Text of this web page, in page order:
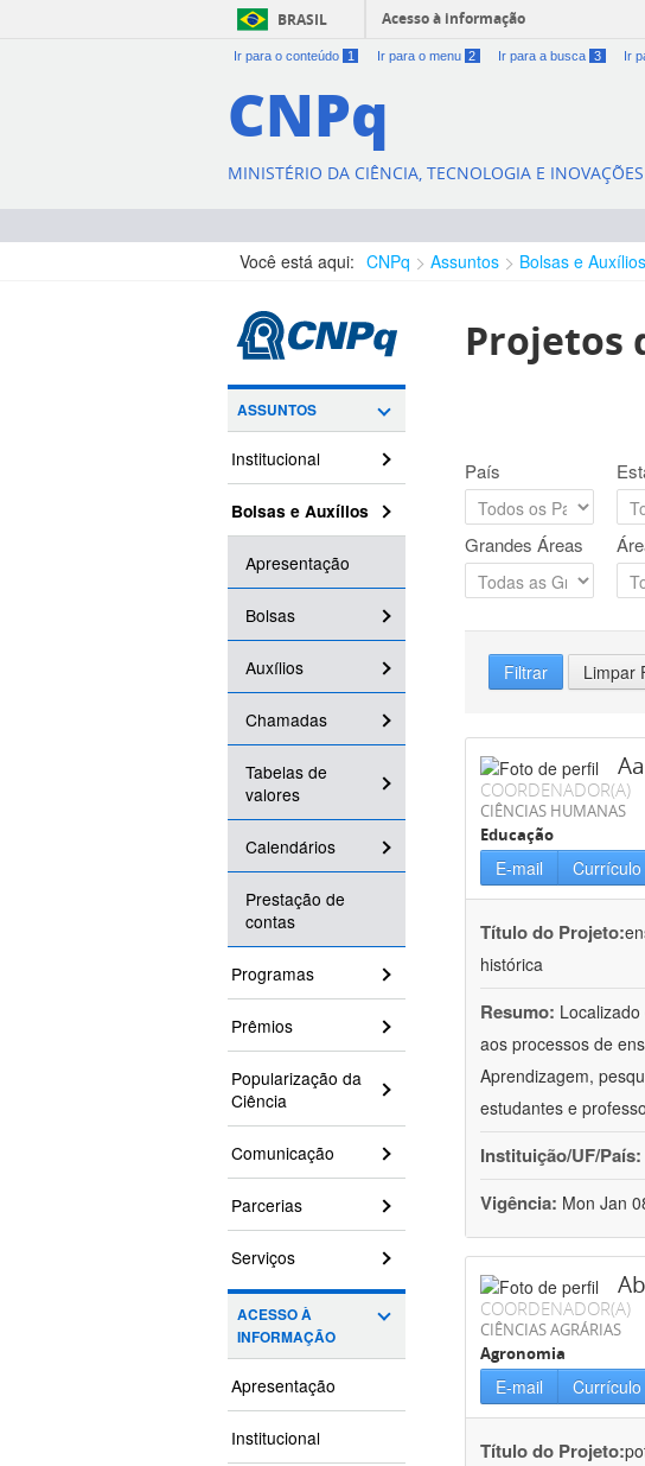
BRASIL Acesso à informação
Ir para o conteúdo 1 Ir para o menu 2 Ir para a busca 3 Ir
CNPq
MINISTÉRIO DA CIÊNCIA, TECNOLOGIA E INOVAÇÕES
Você está aqui: CNPq Assuntos Bolsas e Auxílios
ASSUNTOS
Institucional
Bolsas e Auxílios
Apresentação
Bolsas
Auxílios
Chamadas
Tabelas de
valores
Calendários
Prestação de
contas
Programas
Prêmios
Popularização da
Ciência
Comunicação
Parcerias
Serviços
ACESSO À
INFORMAÇÃO
Apresentação
Institucional
Projetos
País
Grandes Áreas
Filtrar Limpar
COORDENADOR(A)
CIÊNCIAS HUMANAS
Educação
E-mail Currículo
Título do Projeto:
histórica
Resumo:
aos processos de
Aprendizagem,
estudantes e
Instituição/UF/País:
Vigência: Mon Jan
COORDENADOR(A)
CIÊNCIAS AGRÁRIAS
Agronomia
E-mail Currículo
Título do Projeto: